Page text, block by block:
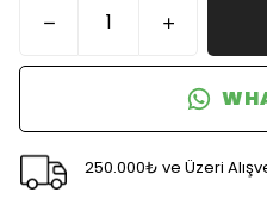
250.000₺ ve Üzeri